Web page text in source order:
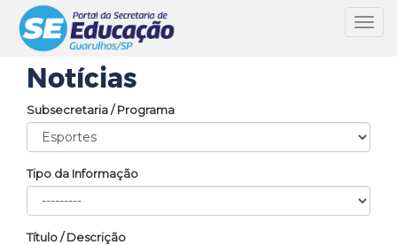
Notícias
Subsecretaria / Programa
Tipo da Informação
Título / Descrição